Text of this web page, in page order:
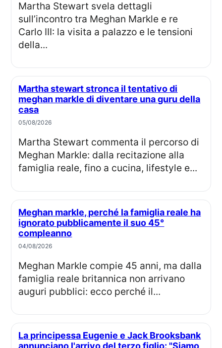
Martha Stewart svela dettagli
sull’incontro tra Meghan Markle e re
Carlo III: la visita a palazzo e le tensioni
della...
Martha stewart stronca il tentativo di
meghan markle di diventare una guru della
casa
05/08/2026
Martha Stewart commenta il percorso di
Meghan Markle: dalla recitazione alla
famiglia reale, fino a cucina, lifestyle e...
Meghan markle, perché la famiglia reale ha
ignorato pubblicamente il suo 45°
compleanno
04/08/2026
Meghan Markle compie 45 anni, ma dalla
famiglia reale britannica non arrivano
auguri pubblici: ecco perché il...
La principessa Eugenie e Jack Brooksbank
annunciano l'arrivo del terzo figlio: "Siamo